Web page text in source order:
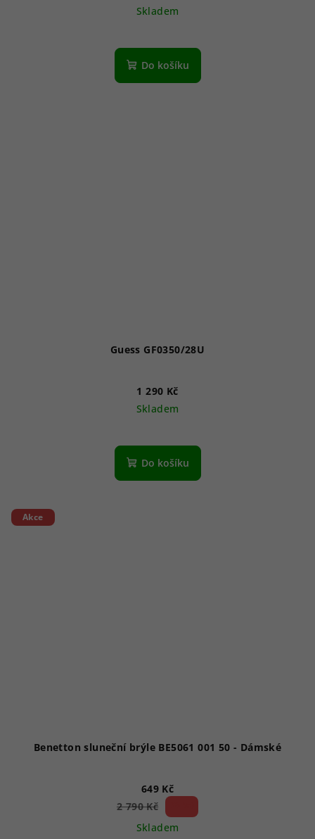
Skladem
Do košíku
Guess GF0350/28U
1 290 Kč
Skladem
Do košíku
Akce
Benetton sluneční brýle BE5061 001 50 - Dámské
649 Kč
2 790 Kč
Skladem